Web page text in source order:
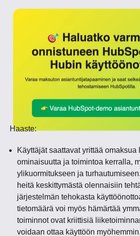
Haaste:
Käyttäjät saattavat yrittää omaksua
ominaisuutta ja toimintoa kerralla,
ylikuormitukseen ja
heitä keskittymästä olennaisiin
järjestelmän tehokasta
tietomäärä voi myös hämärtää
toiminnot ovat kriittisiä
voidaan ottaa käyttöön myöhemmin.